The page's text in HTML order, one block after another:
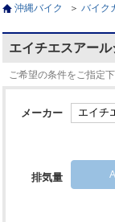
沖縄バイク ＞ バイク
エイチエスアー
ご希望の条件をご指定
メーカー
排気量